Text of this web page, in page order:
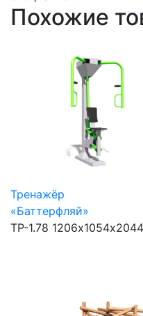
Похожие
Тренажёр
«Баттерфляй»
ТР-1.78 1206х1054х2044